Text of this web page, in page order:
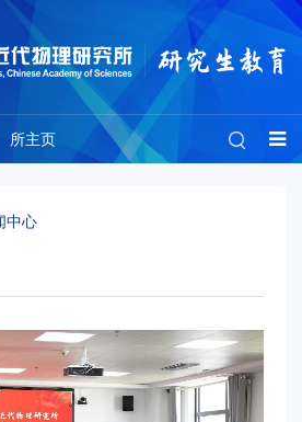
所主页
中心